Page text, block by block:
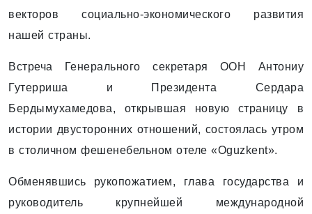
векторов социально-экономического развития
нашей страны.
Встреча Генерального секретаря ООН Антониу
Гутерриша и Президента Сердара
Бердымухамедова, открывшая новую страницу в
истории двусторонних отношений, состоялась утром
в столичном фешенебельном отеле «Оguzkent».
Обменявшись рукопожатием, глава государства и
руководитель крупнейшей международной